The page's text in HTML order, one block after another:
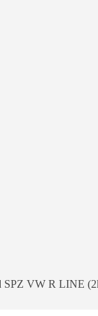
SPZ VW R LINE